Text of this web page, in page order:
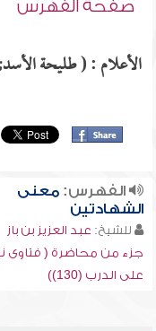
صفحة الفهرس
الأعلام : ( طليحة
الفهرس:معنى
الشهادتين
للشيخ: عبد العزيز بن باز
جزء من محاضرة ( فتاوى
على الدرب (130))